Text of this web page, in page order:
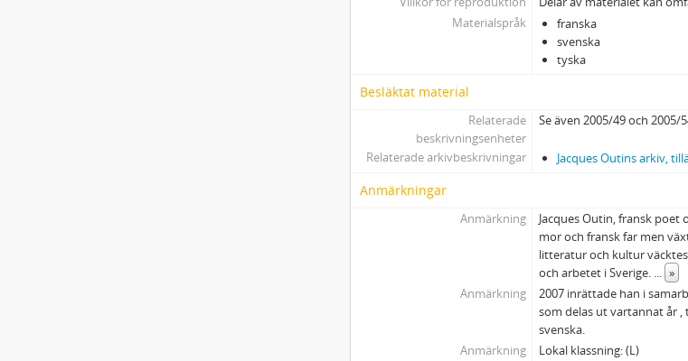
30 - Jacques Werup
31 - Jacques Werup
33 - Poesie Allemande II och III
34 - Poesie Allemande IV och V
35 - Poesie Suèdoise
36 - Poesie Suèdoise
37 - George Schalla: Kalejdoskop; konstprojekt
39 - Une nuit chez les trolles
40 - Ernst Brunner: Edith
41 - Ernst Brunner: Edith
42 - Ernst Brunner: Edith
43 - Översättningsprojekt
44 - Diverse projekt 1970-talet
46 - Fotografier konstprojekt George Schalla
Materialspråk
franska
svenska
tyska
Besläktat material
Relaterade
beskrivningsenheter
Se även 2005/49 och 2005/
Relaterade arkivbeskrivningar Jacques Outins arkiv,
Anmärkningar
Anmärkning
Jacques Outin, fransk poet
mor och fransk far men
litteratur och kultur
och arbetet i Sverige. ... »
Anmärkning
2007 inrättade han i
som delas ut vartannat år
svenska.
Anmärkning
Lokal klassning: (L)